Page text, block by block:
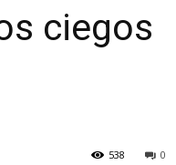
ciegos
0
538